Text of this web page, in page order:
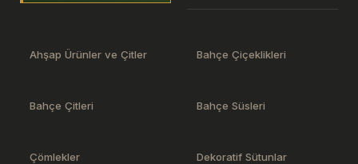
Ahşap Ürünler ve Çitler Bahçe Çiçeklikleri
Bahçe Çitleri Bahçe Süsleri
Çömlekler Dekoratif Sütunlar